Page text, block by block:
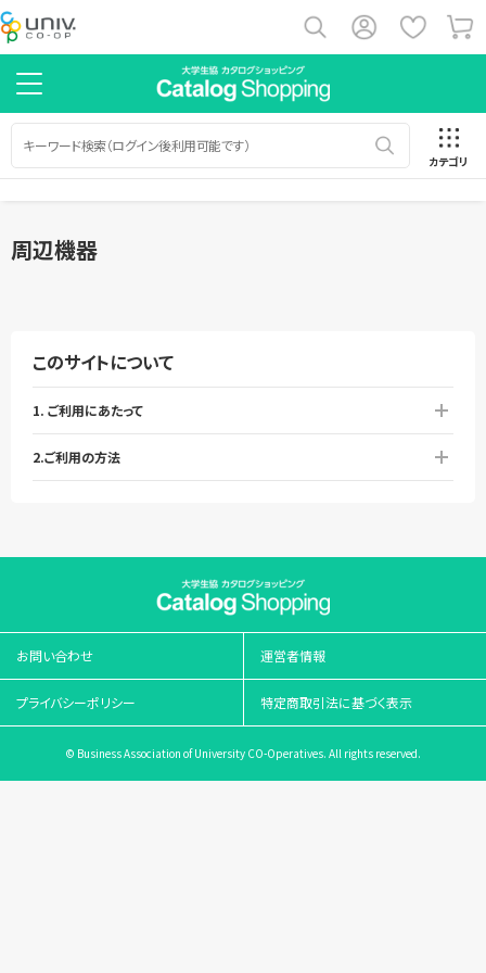
カテゴリ
周辺機器
このサイトについて
1. ご利用にあたって
2.ご利用の方法
お問い合わせ 運営者情報
プライバシーポリシー 特定商取引法に基づく表示
© Business Association of University CO-Operatives. All rights reserved.